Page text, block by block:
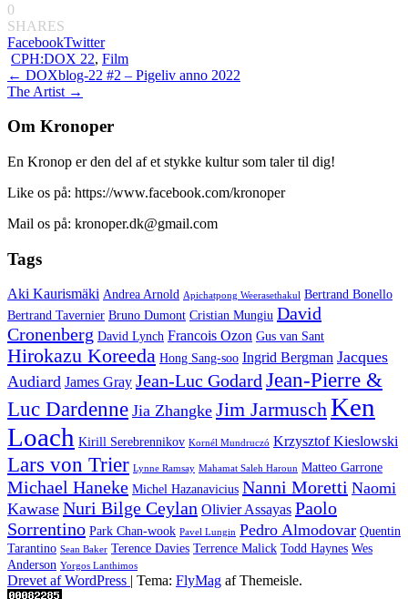
0
SHARES
FacebookTwitter
CPH:DOX 22, Film
Indlægsnavigation
← DOXblog-22 #2 – Pigeliv anno 2022
The Artist →
Om Kronoper
En Kronop er den del af et stykke kultur som taler til dig!
Like os på: https://www.facebook.com/kronoper
Mail os på: kronoper.dk@gmail.com
Tags
Aki Kaurismäki Andrea Arnold Apichatpong Weerasethakul Bertrand Bonello
Bertrand Tavernier Bruno Dumont Cristian Mungiu David
Cronenberg David Lynch Francois Ozon Gus van Sant
Hirokazu Koreeda Hong Sang-soo Ingrid Bergman Jacques
Audiard James Gray Jean-Luc GodardJean-Pierre &
Luc Dardenne Jia Zhangke Jim JarmuschKen
Loach Kirill Serebrennikov Kornél Mundruczó Krzysztof Kieslowski
Lars von Trier Lynne Ramsay Mahamat Saleh Haroun Matteo Garrone
Michael Haneke Michel Hazanavicius Nanni Moretti Naomi
Kawase Nuri Bilge Ceylan Olivier Assayas Paolo
Sorrentino Park Chan-wook Pavel Lungin Pedro Almodovar Quentin
Tarantino Sean Baker Terence Davies Terrence Malick Todd Haynes Wes
Anderson Yorgos Lanthimos
Drevet af WordPress Tema: FlyMag af Themeisle.